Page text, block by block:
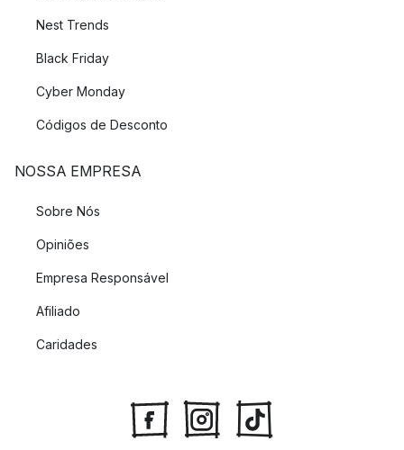
Nest Trends
Black Friday
Cyber Monday
Códigos de Desconto
NOSSA EMPRESA
Sobre Nós
Opiniões
Empresa Responsável
Afiliado
Caridades